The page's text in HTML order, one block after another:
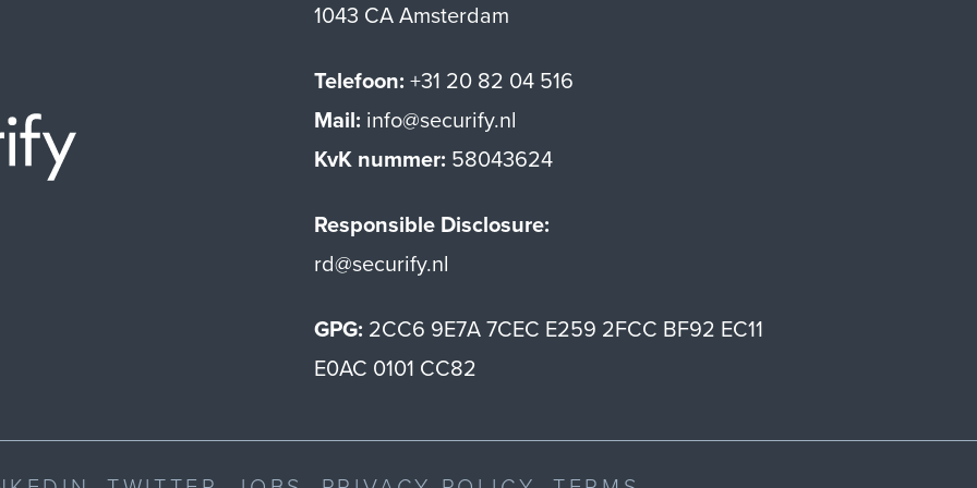
1043 CA Amsterdam
Telefoon: +31 20 82 04 516
Mail: info@securify.nl
KvK nummer: 58043624
Responsible Disclosure:
rd@securify.nl
GPG: 2CC6 9E7A 7CEC E259 2FCC BF92 EC11
E0AC 0101 CC82